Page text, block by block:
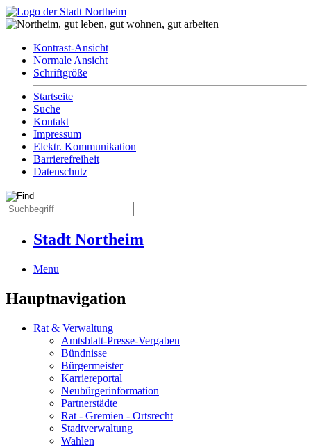
Kontrast-Ansicht
Normale Ansicht
Schriftgröße
Startseite
Suche
Kontakt
Impressum
Elektr. Kommunikation
Barrierefreiheit
Datenschutz
Stadt Northeim
Menu
Hauptnavigation
Rat & Verwaltung
Amtsblatt-Presse-Vergaben
Bündnisse
Bürgermeister
Karriereportal
Neubürgerinformation
Partnerstädte
Rat - Gremien - Ortsrecht
Stadtverwaltung
Wahlen